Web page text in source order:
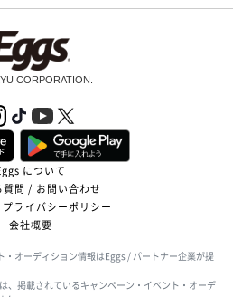
CORPORATION.
について
質問 / お問い合わせ
ライバシーポリシー
会社概要
オーディション情報はEggs / パートナー企業が提
、掲載されているキャンペーン・イベント・オーデ